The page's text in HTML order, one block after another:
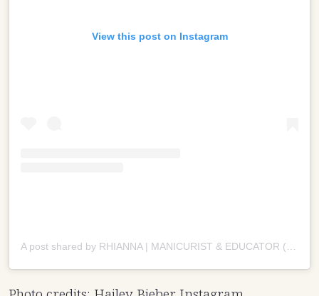
View this post on Instagram